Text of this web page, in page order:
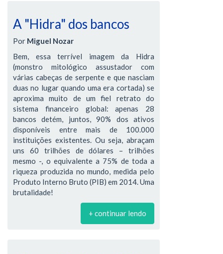
A "Hidra" dos bancos
Por Miguel Nozar
Bem, essa terrível imagem da Hidra
(monstro mitológico assustador com
várias cabeças de serpente e que nasciam
duas no lugar quando uma era cortada) se
aproxima muito de um fiel retrato do
sistema financeiro global: apenas 28
bancos detém, juntos, 90% dos ativos
disponíveis entre mais de 100.000
instituições existentes. Ou seja, abraçam
uns 60 trilhões de dólares – trilhões
mesmo -, o equivalente a 75% de toda a
riqueza produzida no mundo, medida pelo
Produto Interno Bruto (PIB) em 2014. Uma
brutalidade!
+ continuar lendo